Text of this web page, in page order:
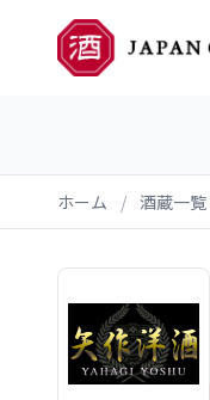
ホーム / 酒蔵一覧